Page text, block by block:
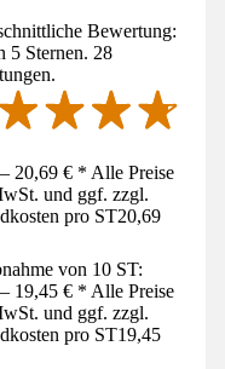
Bewertung:
5 Sternen. 28
20,69 € * Alle Preise
und ggf. zzgl.
pro ST20,69
von 10 ST:
19,45 € * Alle Preise
und ggf. zzgl.
pro ST19,45